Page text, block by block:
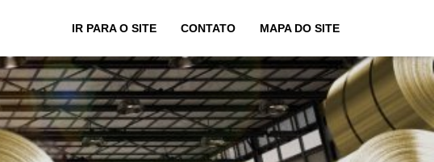
IR PARA O SITE CONTATO MAPA DO SITE